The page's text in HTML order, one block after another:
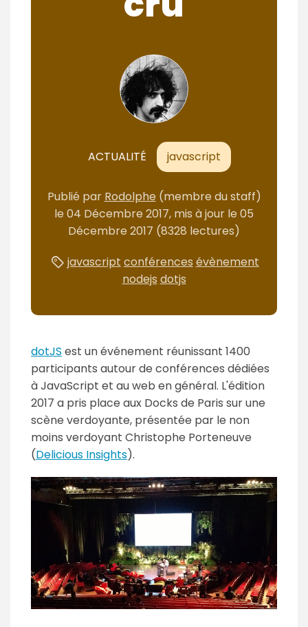
ACTUALITÉ javascript
Publié par Rodolphe (membre du staff)
le04 Décembre 2017, mis à jour le05
Décembre 2017 (8328 lectures)
javascript conférences évènement
nodejs dotjs
dotJS est un événement réunissant 1400
participants autour de conférences dédiées
à JavaScript et au web en général. L'édition
2017 a pris place aux Docks de Paris sur une
scène verdoyante, présentée par le non
moins verdoyant Christophe Porteneuve
(Delicious Insights).